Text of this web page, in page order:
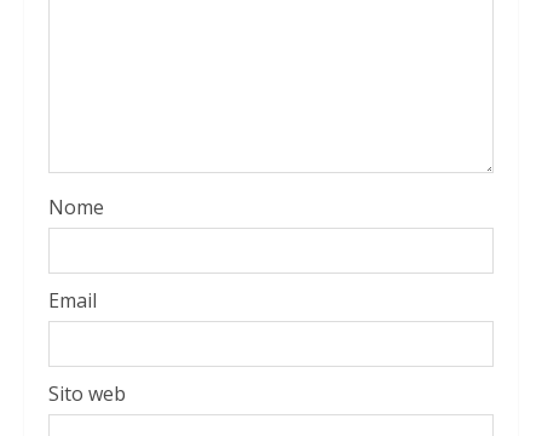
Nome
Email
Sito web